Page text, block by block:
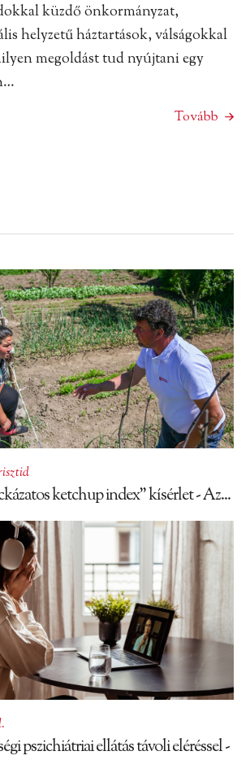
küzdő önkormányzat,
helyzetű háztartások, válságokkal
megoldást tud nyújtani egy
Tovább
ketchup index” kísérlet - Az...
pszichiátriai ellátás távoli eléréssel -